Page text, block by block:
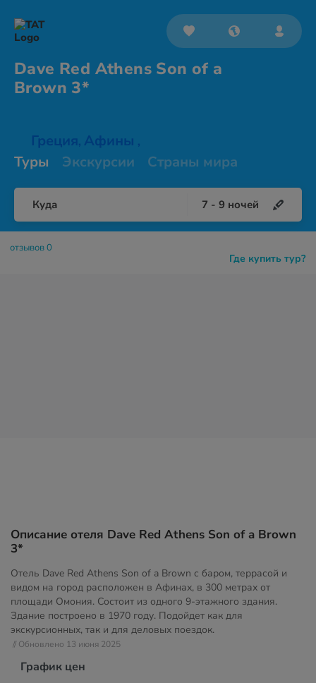
Dave Red Athens Son of a
Brown 3*
Греция, Афины ,
Туры Экскурсии Страны мира
Куда 7 - 9 ночей
Где купить тур?
отзывов 0
Описание отеля Dave Red Athens Son of a Brown
3*
Отель Dave Red Athens Son of a Brown с баром, террасой и
видом на город расположен в Афинах, в 300 метрах от
площади Омония. Состоит из одного 9-этажного здания.
Здание построено в 1970 году. Подойдет как для
экскурсионных, так и для деловых поездок.
// Обновлено 13 июня 2025
График цен